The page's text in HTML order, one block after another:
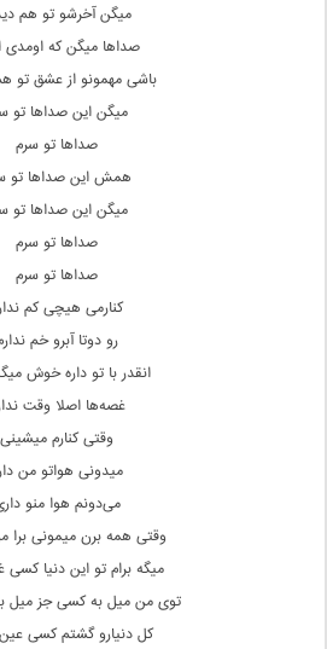
میگن آخرشو تو هم
صداها میگن که اومدی
باشی مهمونو از عشق تو
میگن این صداها تو
صداها تو سرم
همش این صداها تو
میگن این صداها تو
صداها تو سرم
صداها تو سرم
کنارمی هیچی‌ کم
رو دوتا آبرو خم
انقدر با تو داره خوش
غصه‌ها اصلا وقت
وقتی‌ کنارم میشینی‌
میدونی‌ هواتو من
می‌دونم هوا منو
وقتی‌ همه برن میمونی برا
میگه برام تو این دنیا کسی
توی من میل به کسی جز میل
کل دنیارو گشتم کسی‌